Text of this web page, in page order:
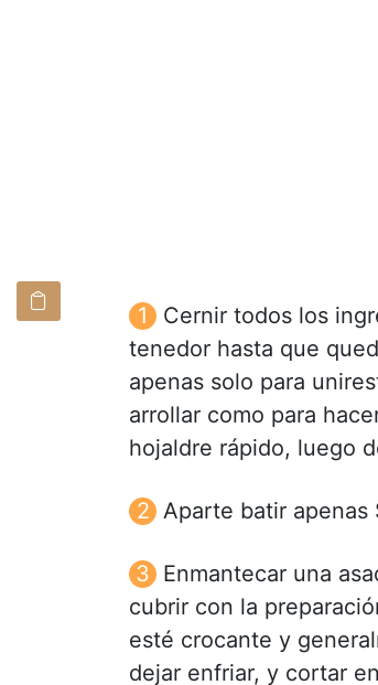
Cernir todos los
tenedor hasta que
apenas solo para
arrollar como para
hojaldre rápido, luego
Aparte batir apenas
Enmantecar una
cubrir con la
esté crocante y
dejar enfriar, y cortar